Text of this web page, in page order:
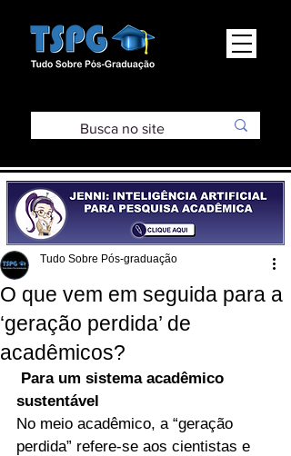
O que vem em seguida para a
‘geração perdida’ de
acadêmicos?
Tudo Sobre Pós-graduação
Para um sistema acadêmico
sustentável
No meio acadêmico, a “geração
perdida” refere-se aos cientistas e